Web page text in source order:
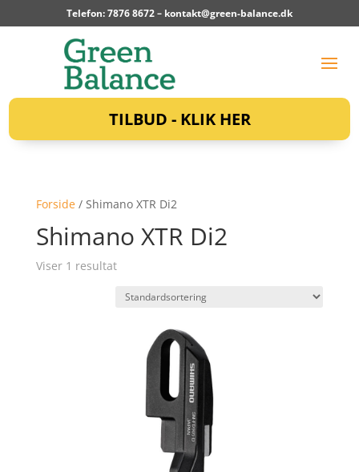
Telefon: 7876 8672 – kontakt@green-balance.dk
TILBUD - KLIK HER
Forside/ Shimano XTR Di2
Shimano XTR Di2
Viser 1 resultat